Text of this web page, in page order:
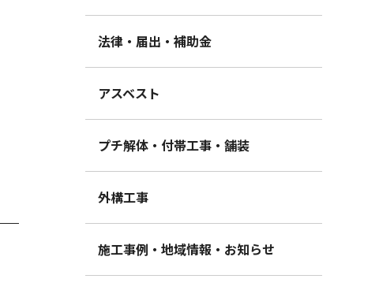
法律・届出・補助金
アスベスト
プチ解体・付帯工事・舗装
外構工事
施工事例・地域情報・お知らせ